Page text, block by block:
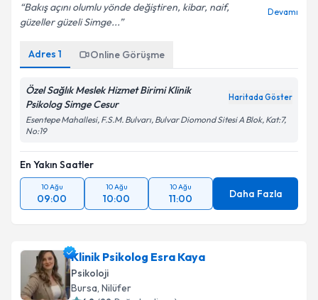
Metni'ni okudum ve kişisel verilerimin belirtilen
Takvim Talebini Gönder
Bakış açını olumlu yönde değiştiren, kibar, naif,
güzeller güzeli Simge...
Devamı
Adres 1 Online Görüşme
Özel Sağlık Meslek Hizmet Birimi Klinik
Psikolog Simge Cesur
Haritada Göster
Esentepe Mahallesi, F.S.M. Bulvarı, Bulvar Diomond Sitesi A Blok, Kat:7,
No:19
En Yakın Saatler
10 Ağu
09:00
10 Ağu
10:00
10 Ağu
11:00 Daha Fazla
Klinik Psikolog Esra Kaya
Psikoloji
Bursa, Nilüfer